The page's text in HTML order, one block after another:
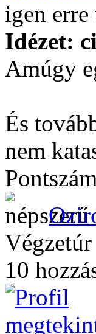
igen erre
Idézet:
Amúgy
És
nem
10